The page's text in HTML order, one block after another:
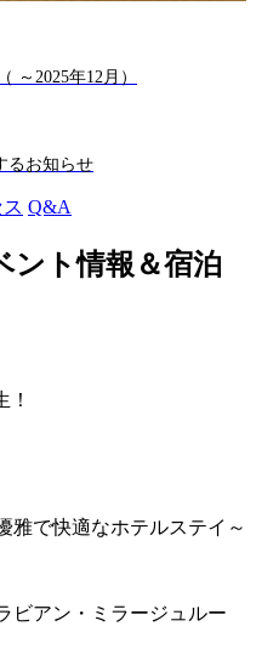
～2025年12月）
るお知らせ
Q&A
ント情報＆宿泊
！
雅で快適なホテルステイ～
ビアン・ミラージュルー